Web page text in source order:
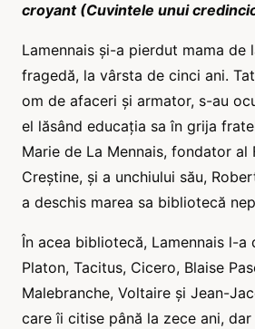
croyant (Cuvintele unui
Lamennais și-a pierdut mama
fragedă, la vârsta de cinci ani.
om de afaceri și armator, s-au
el lăsând educația sa în grija
Marie de La Mennais, fondator al
Creștine, și a unchiului său,
a deschis marea sa bibliotecă
În acea bibliotecă, Lamennais l-a
Platon, Tacitus, Cicero, Blaise
Malebranche, Voltaire și Jean-
care îi citise până la zece ani, dar